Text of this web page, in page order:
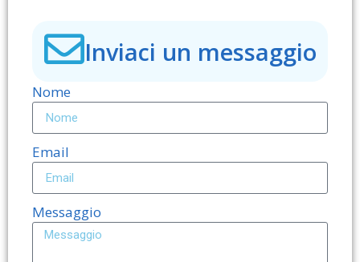
Inviaci un messaggio
Nome
Email
Messaggio